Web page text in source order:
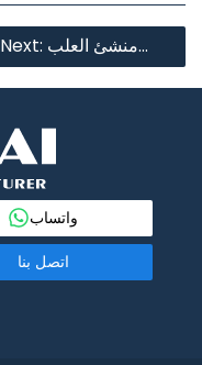
Next: منشئ العلب
واتساب
اتصل بنا